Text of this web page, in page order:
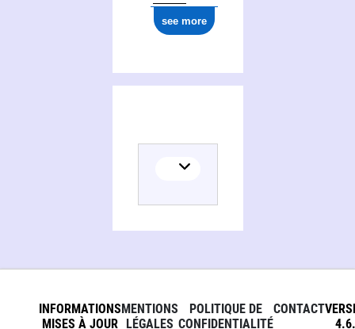
see more
INFORMATIONS
MISES À JOUR
MENTIONS
LÉGALES
POLITIQUE DE
CONFIDENTIALITÉ
CONTACT